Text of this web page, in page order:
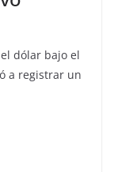
dólar bajo el
a registrar un